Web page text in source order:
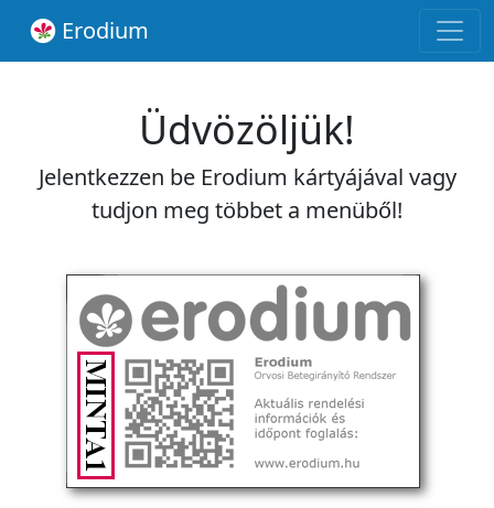
Erodium
Üdvözöljük!
Jelentkezzen be Erodium kártyájával vagy
tudjon meg többet a menüből!